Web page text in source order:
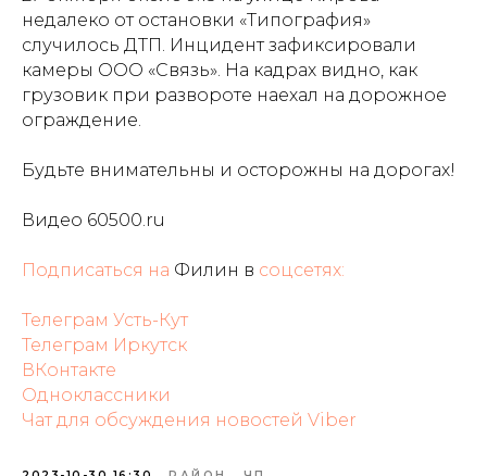
недалеко от остановки «Типография»
случилось ДТП. Инцидент зафиксировали
камеры ООО «Связь». На кадрах видно, как
грузовик при развороте наехал на дорожное
ограждение.
Будьте внимательны и осторожны на дорогах!
Видео 60500.ru
Подписаться на Филин в соцсетях:
Телеграм Усть-Кут
Телеграм Иркутск
ВКонтакте
Одноклассники
Чат для обсуждения новостей Viber